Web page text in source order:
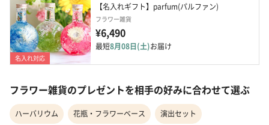
名入れ対応
【名入れギフト】parfum(パルファン)
フラワー雑貨
¥6,490
最短8月08日(土)お届け
フラワー雑貨のプレゼントを相手の好みに合わせて選ぶ
ハーバリウム 花瓶・フラワーベース 演出セット